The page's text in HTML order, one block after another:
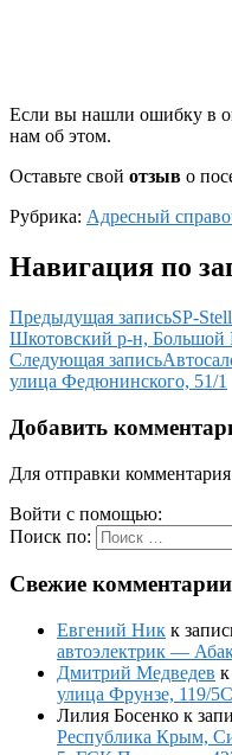
Если вы нашли ошибку в
нам об этом.
Оставьте свой отзыв о
Рубрика: Адресный
Навигация по
Предыдущая записьSP-
Шкотовский р-н, Большой
Следующая запись
улица Федюнинского, 51/1
Добавить
Для отправки
Войти с помощью:
Поиск по:
Свежие комментарии
Евгений Ник к
автоэлектрик —
Дмитрий Медведев
улица Фрунзе, 119/
Лилия Босенко к
Республика Крым,